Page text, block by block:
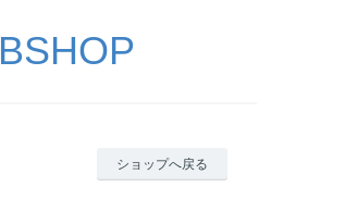
ショップへ戻る